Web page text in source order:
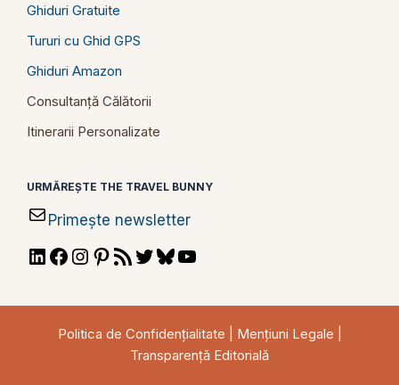
Ghiduri Gratuite
Tururi cu Ghid GPS
Ghiduri Amazon
Consultanță Călătorii
Itinerarii Personalizate
URMĂREȘTE THE TRAVEL BUNNY
Primește newsletter
LinkedIn
Facebook
Instagram
Pinterest
RSSTwitterBluesky
Politica de Confidențialitate Mențiuni Legale
Transparență Editorială